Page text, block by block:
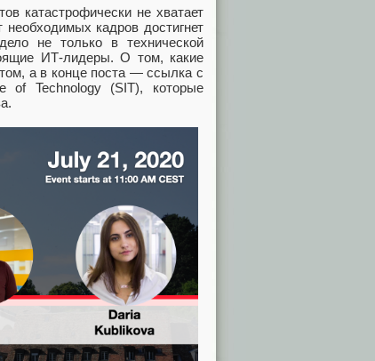
катастрофически не хватает
кадров достигнет
не только в технической
ИТ-лидеры. О том, какие
а в конце поста — ссылка с
of Technology (SIT), которые